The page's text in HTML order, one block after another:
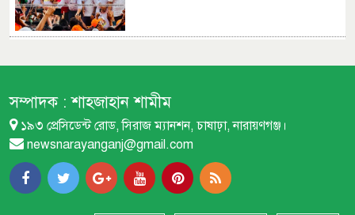
থানা
বন্দরে বিস্ফোরণে একই পরিবারের
শিশুসহ ৩ জন দগ্ধ
বন্দরে নতুন পানির পাম্প স্থাপনের
সম্পাদক :শাহজাহান শামীম
১৯৩ প্রেসিডেন্ট রোড, সিরাজ ম্যানশন, চাষাঢ়া, নারায়ণগঞ্জ।
newsnarayanganj@gmail.com